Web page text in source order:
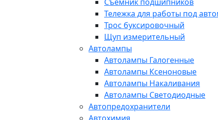
Тележка для работы под
Трос буксировочный
Щуп измерительный
Автолампы
Автолампы Галогенные
Автолампы Ксеноновые
Автолампы Накаливания
Автолампы Светодиодные
Автопредохранители